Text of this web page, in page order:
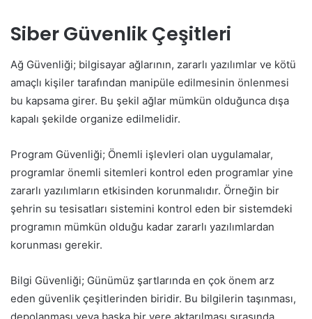
Siber Güvenlik Çeşitleri
Ağ Güvenliği; bilgisayar ağlarının, zararlı yazılımlar ve kötü
amaçlı kişiler tarafından manipüle edilmesinin önlenmesi
bu kapsama girer. Bu şekil ağlar mümkün olduğunca dışa
kapalı şekilde organize edilmelidir.
Program Güvenliği; Önemli işlevleri olan uygulamalar,
programlar önemli sitemleri kontrol eden programlar yine
zararlı yazılımların etkisinden korunmalıdır. Örneğin bir
şehrin su tesisatları sistemini kontrol eden bir sistemdeki
programın mümkün olduğu kadar zararlı yazılımlardan
korunması gerekir.
Bilgi Güvenliği; Günümüz şartlarında en çok önem arz
eden güvenlik çeşitlerinden biridir. Bu bilgilerin taşınması,